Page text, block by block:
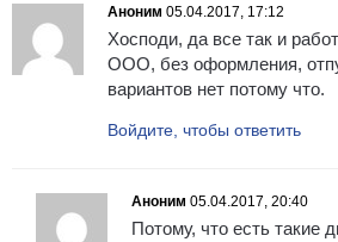
Аноним 05.04.2017, 17:12
Хосподи, да все так и
ООО, без оформления,
вариантов нет потому что.
Войдите, чтобы ответить
Аноним 05.04.2017, 20:40
Потому, что есть такие